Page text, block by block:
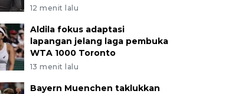
12 menit lalu
Aldila fokus adaptasi
lapangan jelang laga pembuka
WTA 1000 Toronto
13 menit lalu
Bayern Muenchen taklukkan